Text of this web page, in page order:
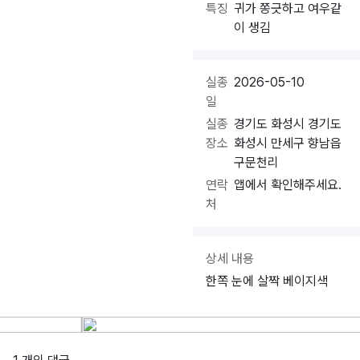
특징 귀가 쫑긋하고 여우같
이 생김
실종
일
2026-05-10
실종
장소
경기도 화성시 경기도
화성시 만세구 향남읍
구문천리
연락
처
앱에서 확인해주세요.
상세 내용
한쪽 눈에 살짝 베이지색